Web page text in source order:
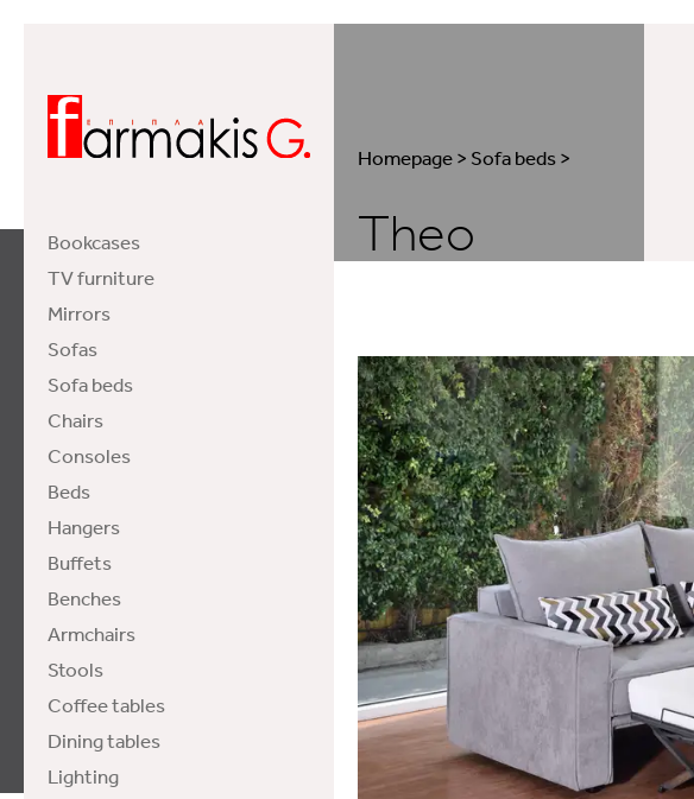
Bookcases
TV furniture
Mirrors
Sofas
Sofa beds
Chairs
Consoles
Beds
Hangers
Buffets
Benches
Armchairs
Stools
Coffee tables
Dining tables
Lighting
Homepage>Sofa beds>
Theo